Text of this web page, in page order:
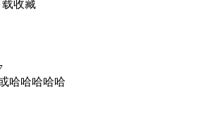
收藏
哈哈哈哈哈